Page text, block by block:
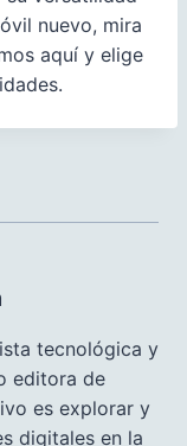
nuevo, mira
aquí y elige
tecnológica y
editora de
es explorar y
digitales en la